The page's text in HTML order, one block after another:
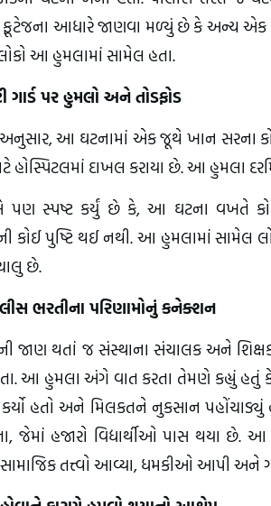
ફૂટેજના આધારે જાણવા મળ્યું છે કે અન્ય એક
આ હુમલામાં સામેલ હતા.
ગાર્ડ પર હુમલો અને તોડફોડ
આ ઘટનામાં એક જૂથે ખાન સરના
હોસ્પિટલમાં દાખલ કરાયા છે. આ હુમલા
સ્પષ્ટ કર્યું છે કે, આ ઘટના વખતે કોઈ
કોઈ પુષ્ટિ થઈ નથી. આ હુમલામાં સામેલ
છે.
ભરતીના પરિણામોનું કનેક્શન
જાણ થતાં જ સંસ્થાના સંચાલક અને
આ હુમલા અંગે વાત કરતા તેમણે કહ્યું હતું
હતો અને મિલકતને નુકસાન પહોંચાડ્યું
જેમાં હજારો વિદ્યાર્થીઓ પાસ થયા
તત્ત્વો આવ્યા, ધમકીઓ આપી અને